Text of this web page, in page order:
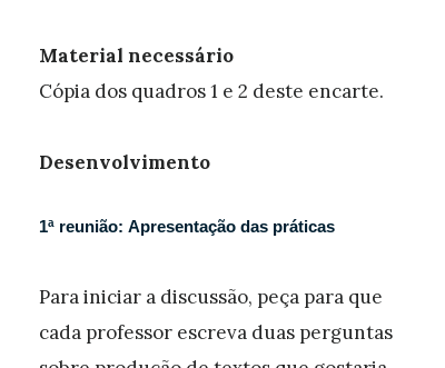
Material necessário
Cópia dos quadros 1 e 2 deste encarte.
Desenvolvimento
1ª reunião: Apresentação das práticas
Para iniciar a discussão, peça para que
cada professor escreva duas perguntas